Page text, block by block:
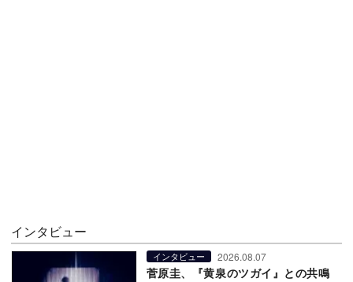
インタビュー
インタビュー 2026.08.07
菅原圭、『黄泉のツガイ』との共鳴